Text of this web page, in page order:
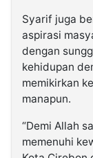
Syarif juga
aspirasi
dengan
kehidupan
memikirkan
manapun.
“Demi Allah
memenuhi